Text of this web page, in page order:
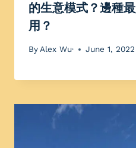
的生意模式？邊種
用？
By Alex Wu· June 1, 2022